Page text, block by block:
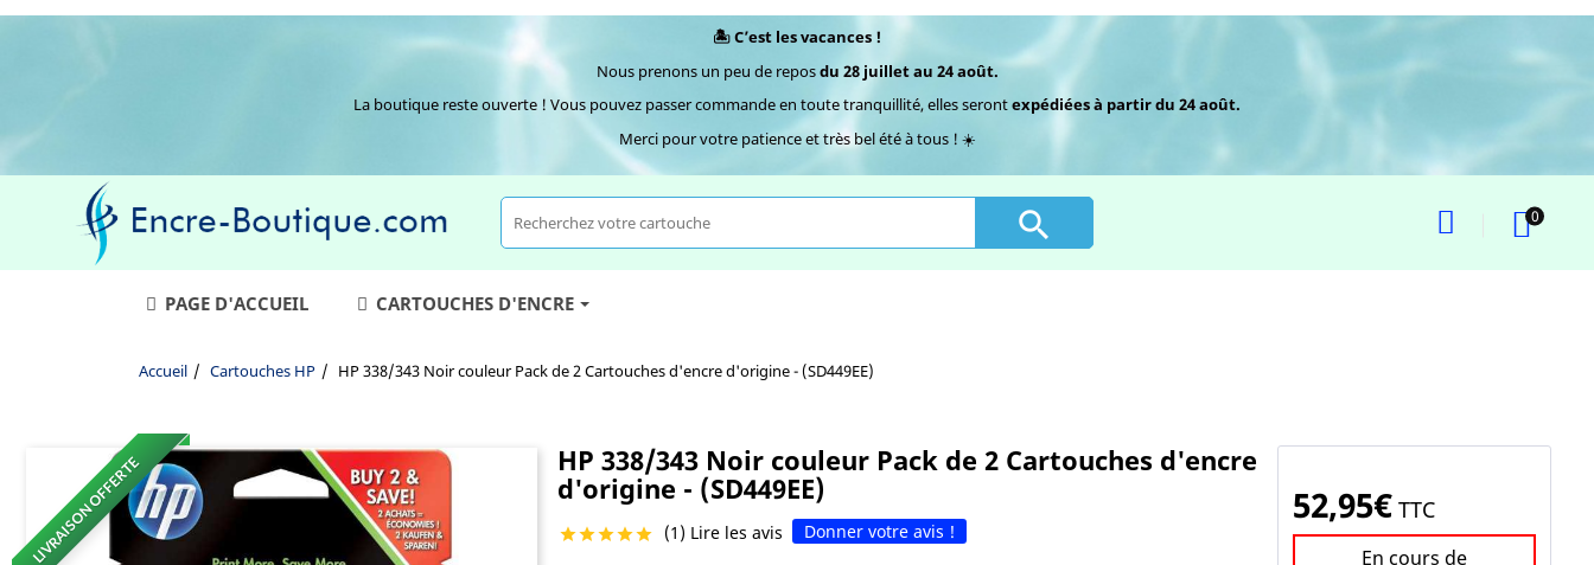
🏝️ C’est les vacances !
Nous prenons un peu de reposdu 28 juillet au 24 août.
La boutique reste ouverte ! Vous pouvez passer commande en toute tranquillité, elles serontexpédiées à partir du 24 août.
Merci pour votre patience et très bel été à tous ! ☀️
 0
PAGE D'ACCUEIL CARTOUCHES D'ENCRE
Accueil Cartouches HP HP 338/343 Noir couleur Pack de 2 Cartouches d'encre d'origine - (SD449EE)
LIVRAISON OFFERTE
HP 338/343 Noir couleur Pack de 2 Cartouches d'encre
d'origine - (SD449EE)
 (1) Lire les avis Donner votre avis !
52,95€ TTC
En cours de